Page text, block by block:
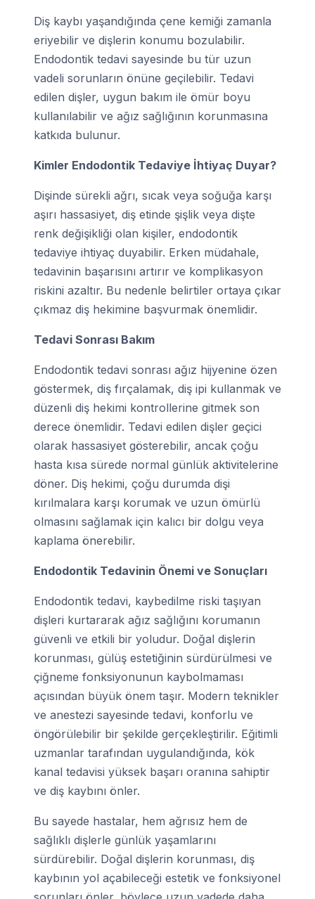
Diş kaybı yaşandığında çene kemiği zamanla
eriyebilir ve dişlerin konumu bozulabilir.
Endodontik tedavi sayesinde bu tür uzun
vadeli sorunların önüne geçilebilir. Tedavi
edilen dişler, uygun bakım ile ömür boyu
kullanılabilir ve ağız sağlığının korunmasına
katkıda bulunur.
Kimler Endodontik Tedaviye İhtiyaç Duyar?
Dişinde sürekli ağrı, sıcak veya soğuğa karşı
aşırı hassasiyet, diş etinde şişlik veya dişte
renk değişikliği olan kişiler, endodontik
tedaviye ihtiyaç duyabilir. Erken müdahale,
tedavinin başarısını artırır ve komplikasyon
riskini azaltır. Bu nedenle belirtiler ortaya çıkar
çıkmaz diş hekimine başvurmak önemlidir.
Tedavi Sonrası Bakım
Endodontik tedavi sonrası ağız hijyenine özen
göstermek, diş fırçalamak, diş ipi kullanmak ve
düzenli diş hekimi kontrollerine gitmek son
derece önemlidir. Tedavi edilen dişler geçici
olarak hassasiyet gösterebilir, ancak çoğu
hasta kısa sürede normal günlük aktivitelerine
döner. Diş hekimi, çoğu durumda dişi
kırılmalara karşı korumak ve uzun ömürlü
olmasını sağlamak için kalıcı bir dolgu veya
kaplama önerebilir.
Endodontik Tedavinin Önemi ve Sonuçları
Endodontik tedavi, kaybedilme riski taşıyan
dişleri kurtararak ağız sağlığını korumanın
güvenli ve etkili bir yoludur. Doğal dişlerin
korunması, gülüş estetiğinin sürdürülmesi ve
çiğneme fonksiyonunun kaybolmaması
açısından büyük önem taşır. Modern teknikler
ve anestezi sayesinde tedavi, konforlu ve
öngörülebilir bir şekilde gerçekleştirilir. Eğitimli
uzmanlar tarafından uygulandığında, kök
kanal tedavisi yüksek başarı oranına sahiptir
ve diş kaybını önler.
Bu sayede hastalar, hem ağrısız hem de
sağlıklı dişlerle günlük yaşamlarını
sürdürebilir. Doğal dişlerin korunması, diş
kaybının yol açabileceği estetik ve fonksiyonel